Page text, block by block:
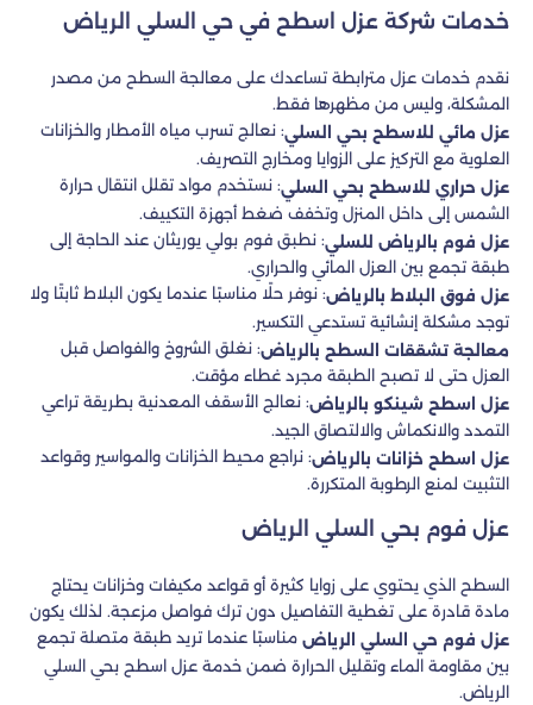
خدمات شركة عزل اسطح في حي السلي الرياض
نقدم خدمات عزل مترابطة تساعدك على معالجة السطح من مصدر
المشكلة، وليس من مظهرها فقط.
عزل مائي للاسطح بحي السلي: نعالج تسرب مياه الأمطار والخزانات
العلوية مع التركيز على الزوايا ومخارج التصريف.
عزل حراري للاسطح بحي السلي: نستخدم مواد تقلل انتقال حرارة
الشمس إلى داخل المنزل وتخفف ضغط أجهزة التكييف.
عزل فوم بالرياض للسلي: نطبق فوم بولي يوريثان عند الحاجة إلى
طبقة تجمع بين العزل المائي والحراري.
عزل فوق البلاط بالرياض: نوفر حلًا مناسبًا عندما يكون البلاط ثابتًا ولا
توجد مشكلة إنشائية تستدعي التكسير.
معالجة تشققات السطح بالرياض: نغلق الشروخ والفواصل قبل
العزل حتى لا تصبح الطبقة مجرد غطاء مؤقت.
عزل اسطح شينكو بالرياض: نعالج الأسقف المعدنية بطريقة تراعي
التمدد والانكماش والالتصاق الجيد.
عزل اسطح خزانات بالرياض: نراجع محيط الخزانات والمواسير وقواعد
التثبيت لمنع الرطوبة المتكررة.
عزل فوم بحي السلي الرياض
السطح الذي يحتوي على زوايا كثيرة أو قواعد مكيفات وخزانات يحتاج
مادة قادرة على تغطية التفاصيل دون ترك فواصل مزعجة. لذلك يكون
عزل فوم حي السلي الرياض مناسبًا عندما تريد طبقة متصلة تجمع
بين مقاومة الماء وتقليل الحرارة ضمن خدمة عزل اسطح بحي السلي
الرياض.